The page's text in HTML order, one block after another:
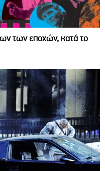
των εποχών, κατά το